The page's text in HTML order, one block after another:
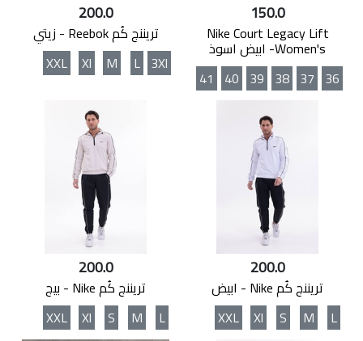
150.0
Nike Court Legacy Lift
Women's- ابيض اسوذ
36
37
38
39
40
41
200.0
تريننج كُم Reebok - زيتي
3Xl
L
M
Xl
XXL
200.0
تريننج كُم Nike - ابيض
L
M
S
Xl
XXL
200.0
تريننج كُم Nike - بيج
L
M
S
Xl
XXL